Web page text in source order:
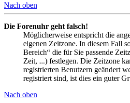
Nach oben
Die Forenuhr geht falsch!
Möglicherweise entspricht die
eigenen Zeitzone. In diesem Fall
Bereich“ die für Sie passende
Zeit, ...) festlegen. Die Zeitzone
registrierten Benutzern geändert
registriert sind, ist dies ein guter
Nach oben